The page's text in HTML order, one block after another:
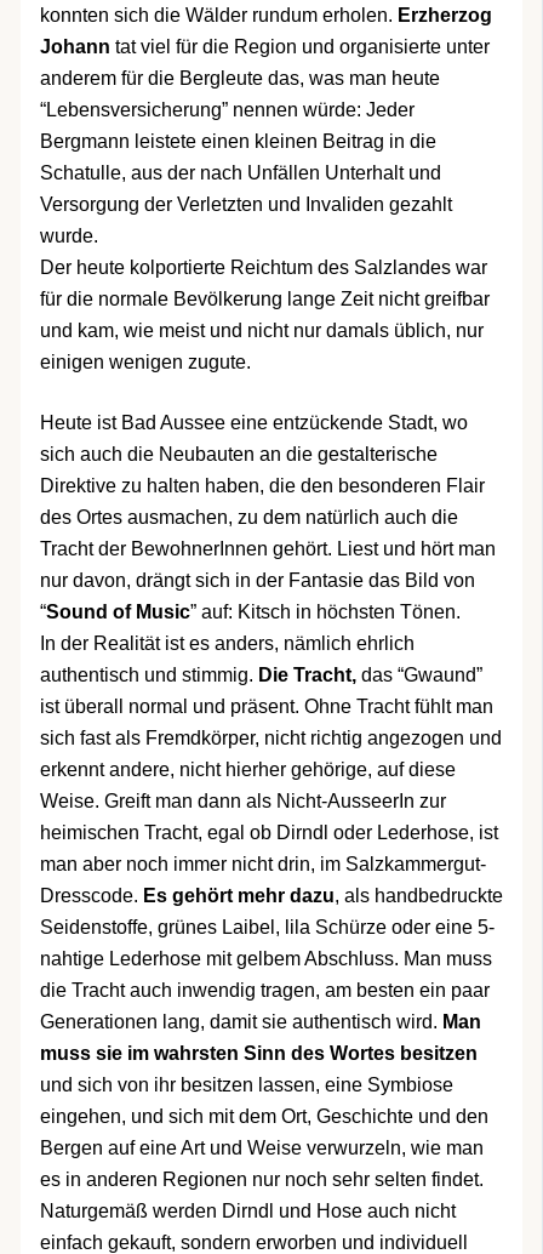
konnten sich die Wälder rundum erholen. Erzherzog
Johann tat viel für die Region und organisierte unter
anderem für die Bergleute das, was man heute
“Lebensversicherung” nennen würde: Jeder
Bergmann leistete einen kleinen Beitrag in die
Schatulle, aus der nach Unfällen Unterhalt und
Versorgung der Verletzten und Invaliden gezahlt
wurde.
Der heute kolportierte Reichtum des Salzlandes war
für die normale Bevölkerung lange Zeit nicht greifbar
und kam, wie meist und nicht nur damals üblich, nur
einigen wenigen zugute.
Heute ist Bad Aussee eine entzückende Stadt, wo
sich auch die Neubauten an die gestalterische
Direktive zu halten haben, die den besonderen Flair
des Ortes ausmachen, zu dem natürlich auch die
Tracht der BewohnerInnen gehört. Liest und hört man
nur davon, drängt sich in der Fantasie das Bild von
“Sound of Music” auf: Kitsch in höchsten Tönen.
In der Realität ist es anders, nämlich ehrlich
authentisch und stimmig. Die Tracht,das “Gwaund”
ist überall normal und präsent. Ohne Tracht fühlt man
sich fast als Fremdkörper, nicht richtig angezogen und
erkennt andere, nicht hierher gehörige, auf diese
Weise. Greift man dann als Nicht-AusseerIn zur
heimischen Tracht, egal ob Dirndl oder Lederhose, ist
man aber noch immer nicht drin, im Salzkammergut-
Dresscode. Es gehört mehr dazu, als handbedruckte
Seidenstoffe, grünes Laibel, lila Schürze oder eine 5-
nahtige Lederhose mit gelbem Abschluss. Man muss
die Tracht auch inwendig tragen, am besten ein paar
Generationen lang, damit sie authentisch wird. Man
muss sie im wahrsten Sinn des Wortes besitzen
und sich von ihr besitzen lassen, eine Symbiose
eingehen, und sich mit dem Ort, Geschichte und den
Bergen auf eine Art und Weise verwurzeln, wie man
es in anderen Regionen nur noch sehr selten findet.
Naturgemäß werden Dirndl und Hose auch nicht
einfach gekauft, sondern erworben und individuell